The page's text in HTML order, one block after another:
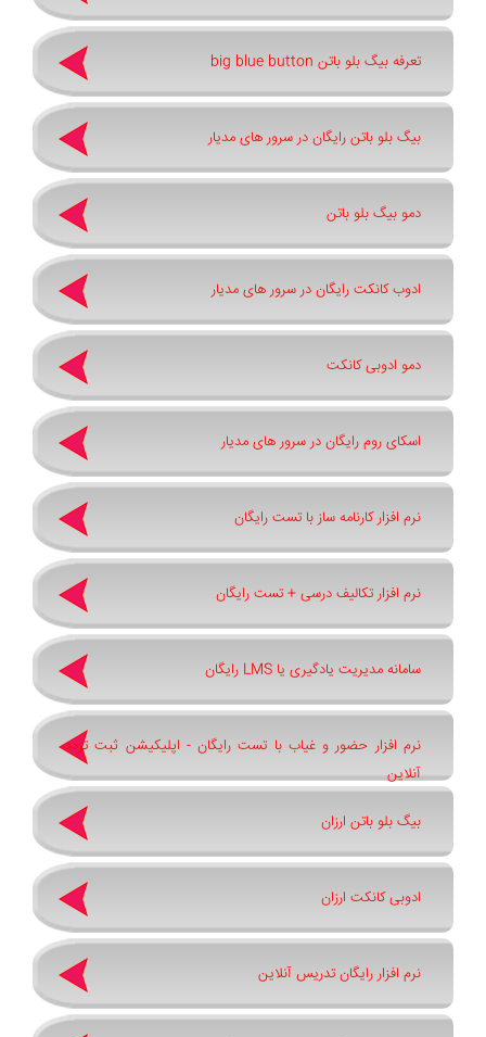
تعرفه بیگ بلو باتن big blue button
بیگ بلو باتن رایگان در سرور های مدیار
دمو بیگ بلو باتن
ادوب کانکت رایگان در سرور های مدیار
دمو ادوبی کانکت
اسکای روم رایگان در سرور های مدیار
نرم افزار کارنامه ساز با تست رایگان
نرم افزار تکالیف درسی + تست رایگان
سامانه مدیریت یادگیری یا LMS رایگان
نرم افزار حضور و غیاب با تست رایگان - اپلیکیشن ثبت تردد
آنلاین
بیگ بلو باتن ارزان
ادوبی کانکت ارزان
نرم افزار رایگان تدریس آنلاین